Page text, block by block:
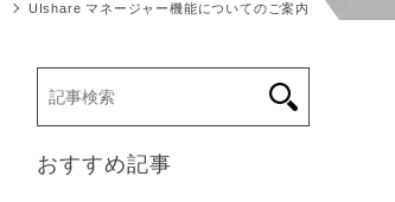
UIshare マネージャー機能についてのご案内
おすすめ記事